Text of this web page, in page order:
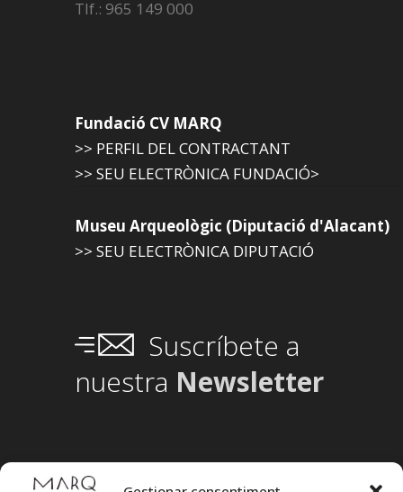
Tlf.: 965 149 000
Fundació CV MARQ
>> PERFIL DEL CONTRACTANT
>> SEU ELECTRÒNICA FUNDACIÓ>
Museu Arqueològic (Diputació d'Alacant)
>> SEU ELECTRÒNICA DIPUTACIÓ
Suscríbete a
nuestra Newsletter